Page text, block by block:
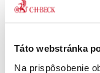
Táto webstránka
Na prispôsobenie
Marek Kordík
27,62 €
bez DPH
Publikácia